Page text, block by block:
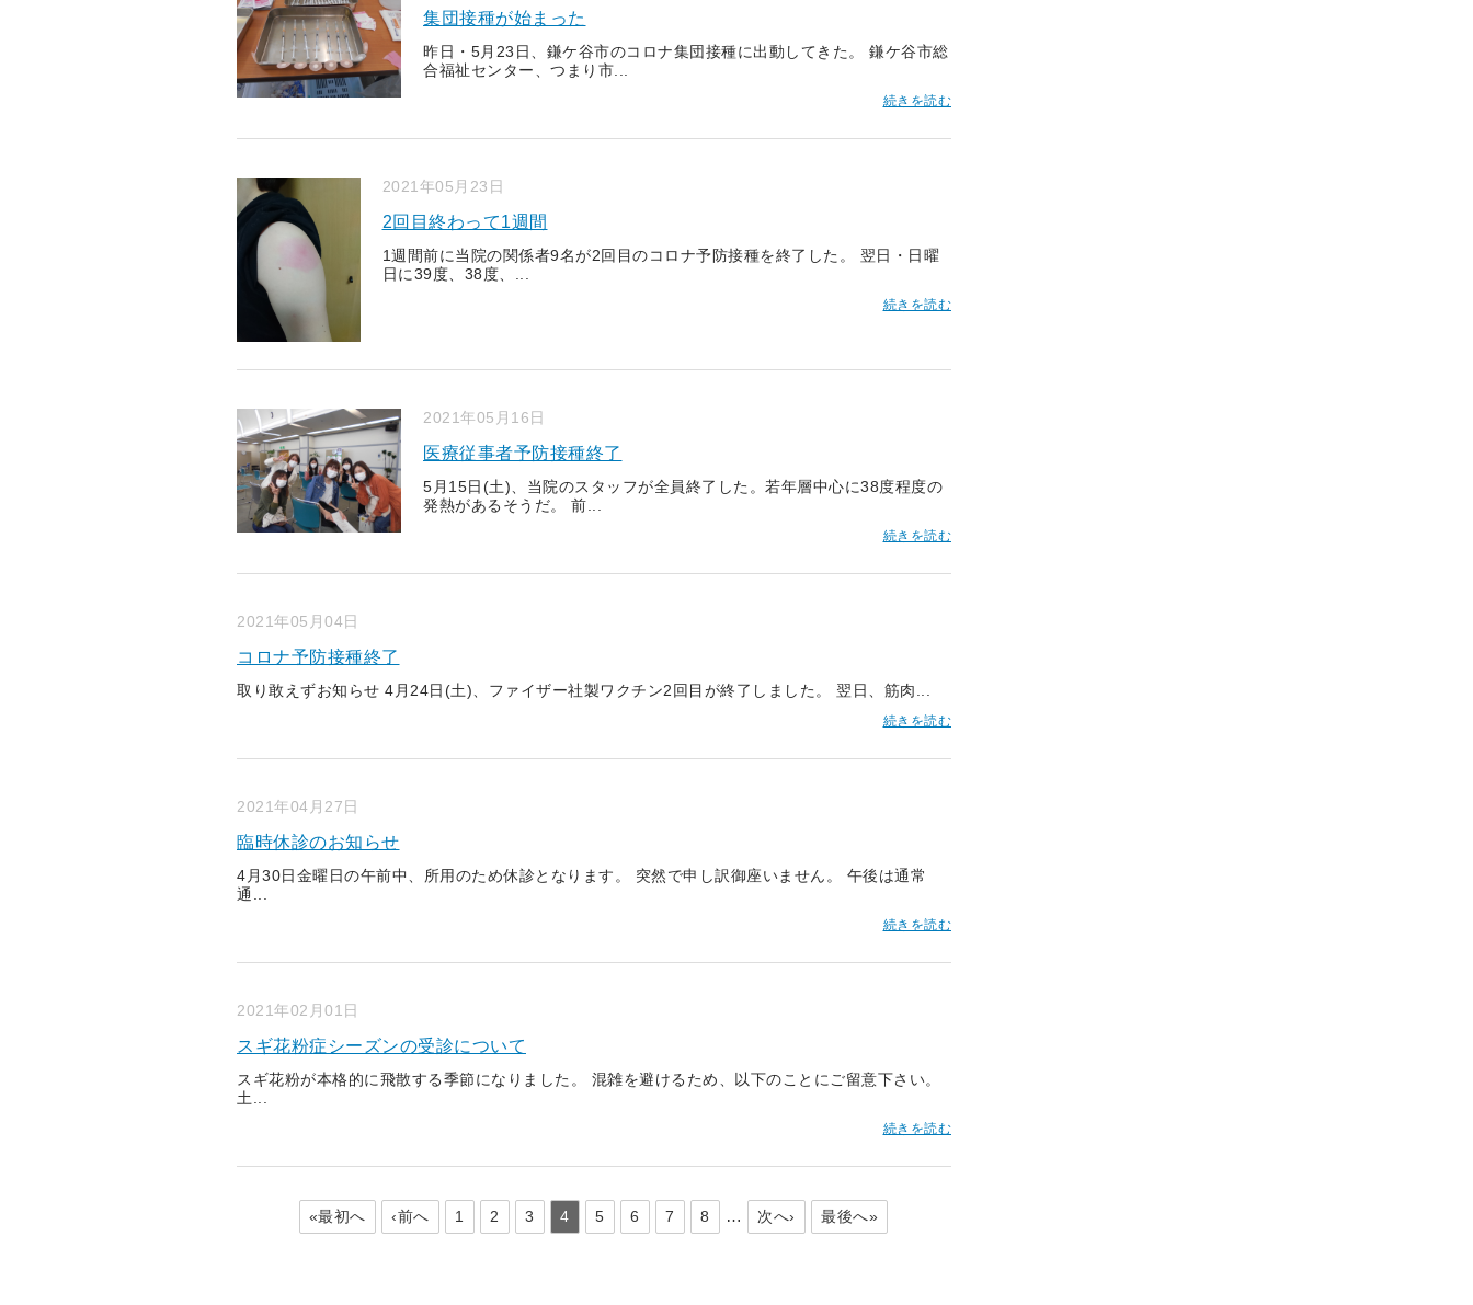
集団接種が始まった
昨日・5月23日、鎌ケ谷市のコロナ集団接種に出動してきた。 鎌ケ谷市総
合福祉センター、つまり市...
続きを読む
2021年05月23日
2回目終わって1週間
1週間前に当院の関係者9名が2回目のコロナ予防接種を終了した。 翌日・日曜
日に39度、38度、...
続きを読む
2021年05月16日
医療従事者予防接種終了
5月15日(土)、当院のスタッフが全員終了した。若年層中心に38度程度の
発熱があるそうだ。 前...
続きを読む
2021年05月04日
コロナ予防接種終了
取り敢えずお知らせ 4月24日(土)、ファイザー社製ワクチン2回目が終了しました。 翌日、筋肉...
続きを読む
2021年04月27日
臨時休診のお知らせ
4月30日金曜日の午前中、所用のため休診となります。 突然で申し訳御座いません。 午後は通常
通...
続きを読む
2021年02月01日
スギ花粉症シーズンの受診について
スギ花粉が本格的に飛散する季節になりました。 混雑を避けるため、以下のことにご留意下さい。
土...
続きを読む
«最初へ ‹前へ 1 2 3 4 5 6 7 8 … 次へ› 最後へ»